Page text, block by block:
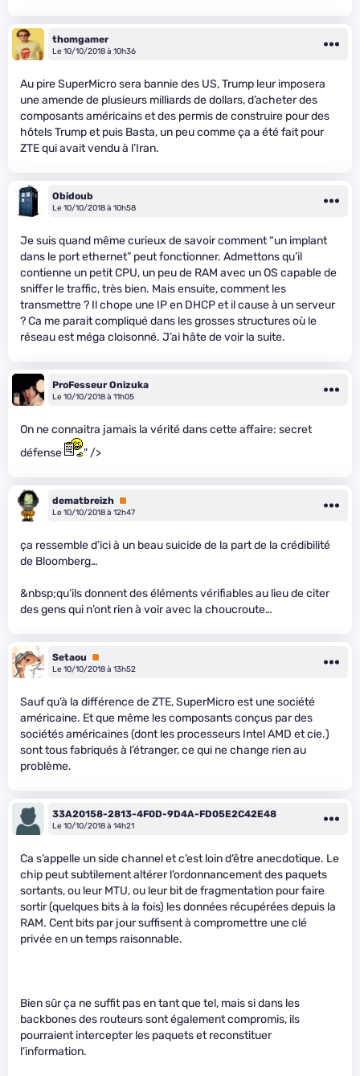
thomgamer
Le 10/10/2018 à 10h36
Au pire SuperMicro sera bannie des US, Trump leur imposera
une amende de plusieurs milliards de dollars, d’acheter des
composants américains et des permis de construire pour des
hôtels Trump et puis Basta, un peu comme ça a été fait pour
ZTE qui avait vendu à l’Iran.
Obidoub
Le 10/10/2018 à 10h58
Je suis quand même curieux de savoir comment “un implant
dans le port ethernet” peut fonctionner. Admettons qu’il
contienne un petit CPU, un peu de RAM avec un OS capable de
sniffer le traffic, très bien. Mais ensuite, comment les
transmettre ? Il chope une IP en DHCP et il cause à un serveur
? Ca me parait compliqué dans les grosses structures où le
réseau est méga cloisonné. J’ai hâte de voir la suite.
ProFesseur Onizuka
Le 10/10/2018 à 11h05
On ne connaitra jamais la vérité dans cette affaire: secret
défense
" />
dematbreizh Premium
Le 10/10/2018 à 12h47
ça ressemble d’ici à un beau suicide de la part de la crédibilité
de Bloomberg…
&nbsp;qu’ils donnent des éléments vérifiables au lieu de citer
des gens qui n’ont rien à voir avec la choucroute…
Setaou
Premium
Le 10/10/2018 à 13h52
Sauf qu’à la différence de ZTE, SuperMicro est une société
américaine. Et que même les composants conçus par des
sociétés américaines (dont les processeurs Intel AMD et cie.)
sont tous fabriqués à l’étranger, ce qui ne change rien au
problème.
33A20158-2813-4F0D-9D4A-FD05E2C42E48
Le 10/10/2018 à 14h21
Ca s’appelle un side channel et c’est loin d’être anecdotique. Le
chip peut subtilement altérer l’ordonnancement des paquets
sortants, ou leur MTU, ou leur bit de fragmentation pour faire
sortir (quelques bits à la fois) les données récupérées depuis la
RAM. Cent bits par jour suffisent à compromettre une clé
privée en un temps raisonnable.
Bien sûr ça ne suffit pas en tant que tel, mais si dans les
backbones des routeurs sont également compromis, ils
pourraient intercepter les paquets et reconstituer
l’information.